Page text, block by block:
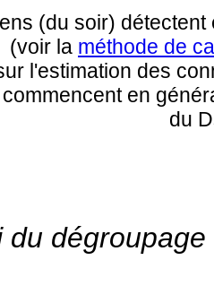
(du soir)
(voir la méthode de
l'estimation des
en
du
du